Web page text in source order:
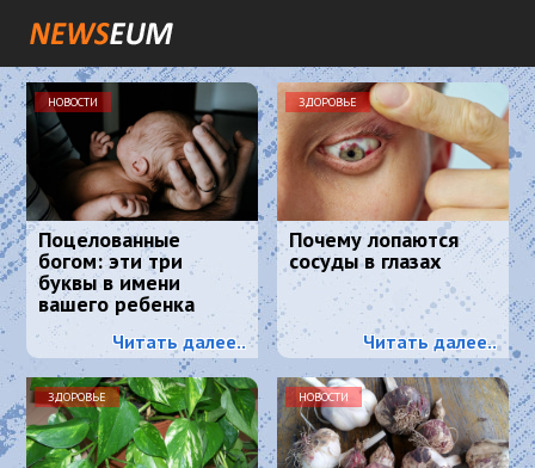
НОВОСТИ
Поцелованные
богом: эти три
буквы в имени
вашего ребенка
сделают его
счастливымЧитать далее..
ЗДОРОВЬЕ
Почему лопаются
сосуды в глазах
Читать далее..
ЗДОРОВЬЕ НОВОСТИ